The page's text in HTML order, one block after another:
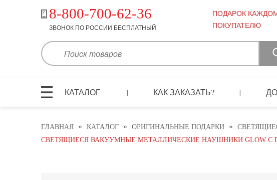
8-800-700-62-36
ЗВОНОК ПО РОССИИ БЕСПЛАТНЫЙ
ПОДАРОК
ПОКУПАТЕЛЮ
КАТАЛОГ | КАК ЗАКАЗАТЬ? |
ГЛАВНАЯ » КАТАЛОГ » ОРИГИНАЛЬНЫЕ ПОДАРКИ »
СВЕТЯЩИЕСЯ ВАКУУМНЫЕ МЕТАЛЛИЧЕСКИЕ НАУШНИКИ GLOW С